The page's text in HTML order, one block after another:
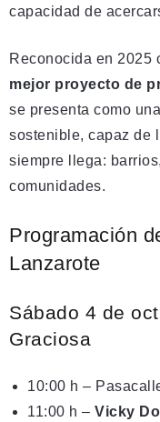
capacidad de
Reconocida en 2025
mejor proyecto de
se presenta como
sostenible, capaz de
siempre llega:
comunidades.
Programación
Lanzarote
Sábado 4 de
Graciosa
10:00 h –
11:00 h – Vicky